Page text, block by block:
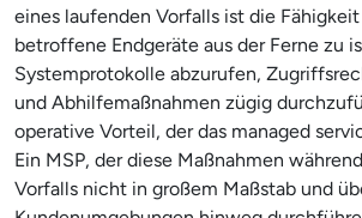
eines laufenden Vorfalls ist die Fähigkeit
betroffene Endgeräte aus der Ferne zu
Systemprotokolle abzurufen,
und Abhilfemaßnahmen zügig
operative Vorteil, der das managed
Ein MSP, der diese Maßnahmen
Vorfalls nicht in großem Maßstab und